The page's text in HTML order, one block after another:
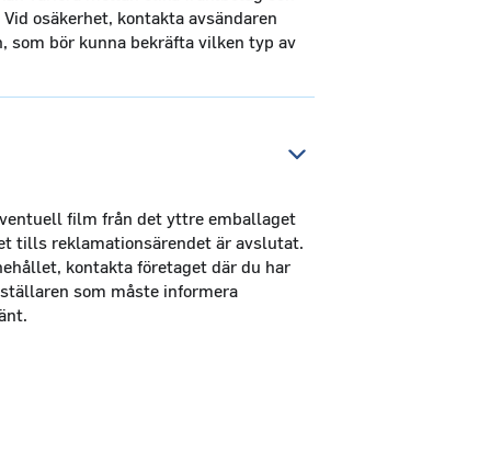
osäkerhet, kontakta avsändaren
som bör kunna bekräfta vilken typ av
film från det yttre emballaget
tills reklamationsärendet är avslutat.
kontakta företaget där du har
som måste informera